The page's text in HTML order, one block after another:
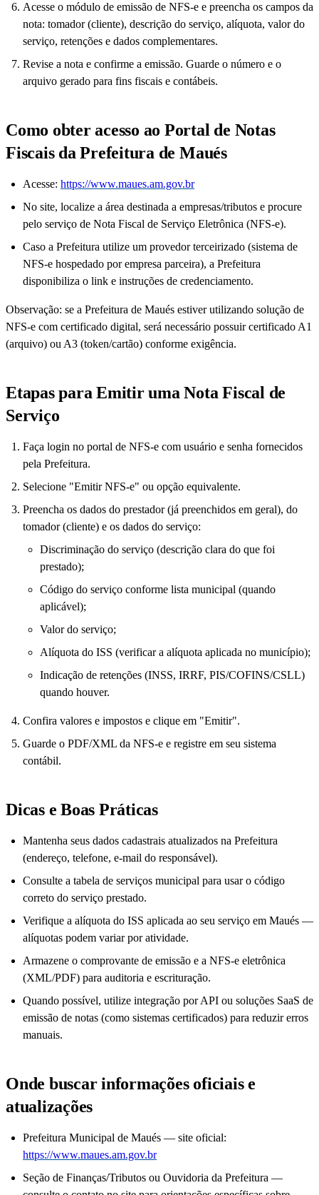
Acesse o módulo de emissão de NFS-e e preencha os campos da
nota: tomador (cliente), descrição do serviço, alíquota, valor do
serviço, retenções e dados complementares.
Revise a nota e confirme a emissão. Guarde o número e o
arquivo gerado para fins fiscais e contábeis.
Como obter acesso ao Portal de Notas
Fiscais da Prefeitura de Maués
Acesse: https://www.maues.am.gov.br
No site, localize a área destinada a empresas/tributos e procure
pelo serviço de Nota Fiscal de Serviço Eletrônica (NFS-e).
Caso a Prefeitura utilize um provedor terceirizado (sistema de
NFS-e hospedado por empresa parceira), a Prefeitura
disponibiliza o link e instruções de credenciamento.
Observação: se a Prefeitura de Maués estiver utilizando solução de
NFS-e com certificado digital, será necessário possuir certificado A1
(arquivo) ou A3 (token/cartão) conforme exigência.
Etapas para Emitir uma Nota Fiscal de
Serviço
Faça login no portal de NFS-e com usuário e senha fornecidos
pela Prefeitura.
Selecione "Emitir NFS-e" ou opção equivalente.
Preencha os dados do prestador (já preenchidos em geral), do
tomador (cliente) e os dados do serviço:
Discriminação do serviço (descrição clara do que foi
prestado);
Código do serviço conforme lista municipal (quando
aplicável);
Valor do serviço;
Alíquota do ISS (verificar a alíquota aplicada no município);
Indicação de retenções (INSS, IRRF, PIS/COFINS/CSLL)
quando houver.
Confira valores e impostos e clique em "Emitir".
Guarde o PDF/XML da NFS-e e registre em seu sistema
contábil.
Dicas e Boas Práticas
Mantenha seus dados cadastrais atualizados na Prefeitura
(endereço, telefone, e-mail do responsável).
Consulte a tabela de serviços municipal para usar o código
correto do serviço prestado.
Verifique a alíquota do ISS aplicada ao seu serviço em Maués —
alíquotas podem variar por atividade.
Armazene o comprovante de emissão e a NFS-e eletrônica
(XML/PDF) para auditoria e escrituração.
Quando possível, utilize integração por API ou soluções SaaS de
emissão de notas (como sistemas certificados) para reduzir erros
manuais.
Onde buscar informações oficiais e
atualizações
Prefeitura Municipal de Maués — site oficial:
https://www.maues.am.gov.br
Seção de Finanças/Tributos ou Ouvidoria da Prefeitura —